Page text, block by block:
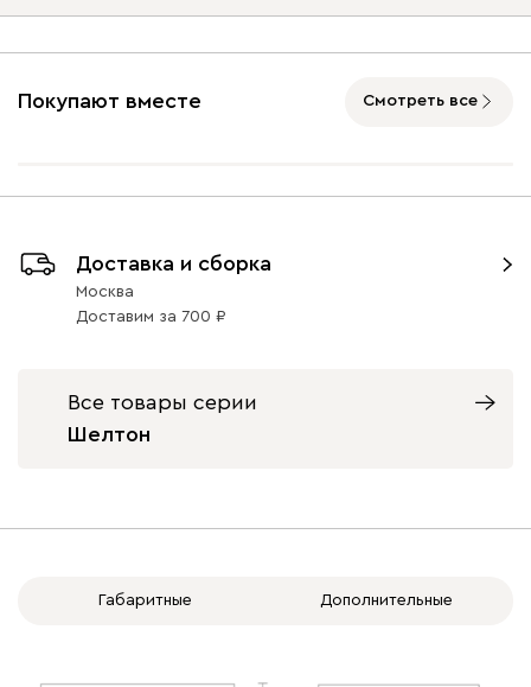
Покупают вместе Смотреть все
Доставка и сборка
Москва
Доставим за 700
Все товары серии
Шелтон
Габаритные Дополнительные